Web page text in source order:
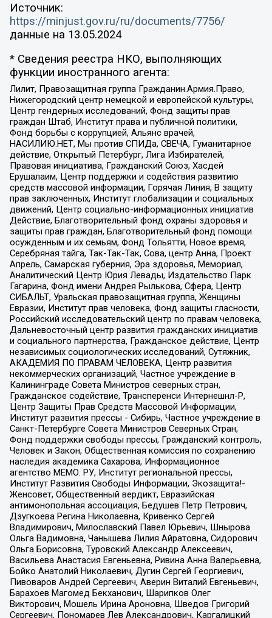
Источник:
https://minjust.gov.ru/ru/documents/7756/
данные на 13.05.2024
* Сведения реестра НКО, выполняющих
функции иностранного агента:
Лилит, Правозащитная группа Гражданин.Армия.Право,
Нижегородский центр немецкой и европейской культуры,
Центр гендерных исследований, Фонд защиты прав
граждан Штаб, Институт права и публичной политики,
Фонд борьбы с коррупцией, Альянс врачей,
НАСИЛИЮ.НЕТ, Мы против СПИДа, СВЕЧА, Гуманитарное
действие, Открытый Петербург, Лига Избирателей,
Правовая инициатива, Гражданский Союз, Хасдей
Ерушалаим, Центр поддержки и содействия развитию
средств массовой информации, Горячая Линия, В защиту
прав заключенных, Институт глобализации и социальных
движений, Центр социально-информационных инициатив
Действие, Благотворительный фонд охраны здоровья и
защиты прав граждан, Благотворительный фонд помощи
осужденным и их семьям, Фонд Тольятти, Новое время,
Серебряная тайга, Так-Так-Так, Сова, центр Анна, Проект
Апрель, Самарская губерния, Эра здоровья, Мемориал,
Аналитический Центр Юрия Левады, Издательство Парк
Гагарина, Фонд имени Андрея Рылькова, Сфера, Центр
СИБАЛЬТ, Уральская правозащитная группа, Женщины
Евразии, Институт прав человека, Фонд защиты гласности,
Российский исследовательский центр по правам человека,
Дальневосточный центр развития гражданских инициатив
и социального партнерства, Гражданское действие, Центр
независимых социологических исследований, Сутяжник,
АКАДЕМИЯ ПО ПРАВАМ ЧЕЛОВЕКА, Центр развития
некоммерческих организаций, Частное учреждение в
Калининграде Совета Министров северных стран,
Гражданское содействие, Трансперенси Интернешнл-Р,
Центр Защиты Прав Средств Массовой Информации,
Институт развития прессы - Сибирь, Частное учреждение в
Санкт-Петербурге Совета Министров Северных Стран,
Фонд поддержки свободы прессы, Гражданский контроль,
Человек и Закон, Общественная комиссия по сохранению
наследия академика Сахарова, Информационное
агентство МЕМО. РУ, Институт региональной прессы,
Институт Развития Свободы Информации, Экозащита!-
Женсовет, Общественный вердикт, Евразийская
антимонопольная ассоциация, Бедушев Петр Петрович,
Дзугкоева Регина Николаевна, Кривенко Сергей
Владимирович, Милославский Павел Юрьевич, Шнырова
Ольга Вадимовна, Чанышева Лилия Айратовна, Сидорович
Ольга Борисовна, Туровский Александр Алексеевич,
Васильева Анастасия Евгеньевна, Ривина Анна Валерьевна,
Бойко Анатолий Николаевич, Дугин Сергей Георгиевич,
Пивоваров Андрей Сергеевич, Аверин Виталий Евгеньевич,
Барахоев Магомед Бекханович, Шарипков Олег
Викторович, Мошель Ирина Ароновна, Шведов Григорий
Сергеевич, Пономарев Лев Александрович, Каргалицкий